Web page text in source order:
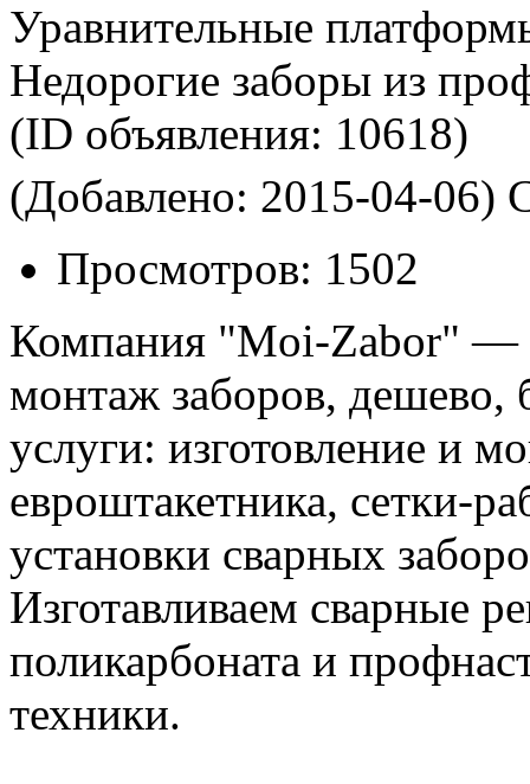
Уравнительные
Недорогие заборы из
(ID объявления: 10618)
(Добавлено: 2015-04-06)
Просмотров: 1502
Компания "Moi-Zabor" —
монтаж заборов, дешево,
услуги: изготовление и
евроштакетника, сетки-
установки сварных
Изготавливаем сварные
поликарбоната и
техники.